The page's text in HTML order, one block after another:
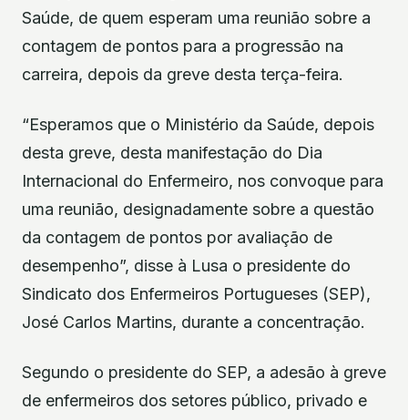
Saúde, de quem esperam uma reunião sobre a
contagem de pontos para a progressão na
carreira, depois da greve desta terça-feira.
“Esperamos que o Ministério da Saúde, depois
desta greve, desta manifestação do Dia
Internacional do Enfermeiro, nos convoque para
uma reunião, designadamente sobre a questão
da contagem de pontos por avaliação de
desempenho”, disse à Lusa o presidente do
Sindicato dos Enfermeiros Portugueses (SEP),
José Carlos Martins, durante a concentração.
Segundo o presidente do SEP, a adesão à greve
de enfermeiros dos setores público, privado e